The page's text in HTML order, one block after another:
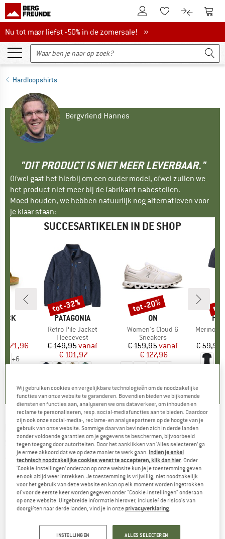
De klantenaccount
Naar deNaar de
Nu tot maar liefst -50% in de zomersale!
Nu tot maar liefst -50% in de zomersale! »
Hardloopshirts
Bergvriend Hannes
"DIT PRODUCT IS NIET MEER LEVERBAAR."
Ofwel gaat het hierbij om een ouder model, ofwel zullen we
het product niet meer bij de fabrikant nabestellen.
Moed houden, we hebben natuurlijk nog alternatieven voor
je klaar staan:
SUCCESARTIKELEN IN DE SHOP
prijs
€ 71,96
+6
MERK
PATAGONIA
Artikel
Retro Pile Jacket
Productgroep
Fleecevest
Prijs
€ 149,95Verlaagde prijs
vanaf
€ 101,97
Korting
tot -32%
MERK
ON
Artikel
Women's Cloud 6
Productgroep
Sneakers
Prijs
€ 159,95Verlaagde prijs
vanaf
€ 127,96
Korting
tot -20%
Artikel
MerinoMix150
€ 59,95
tot
NIKE -Women's Dri-Fit 1/4-Zip Mid-Layer
Shirt - Hardloopshirt
(0)
Wij gebruiken cookies en vergelijkbare technologieën om de noodzakelijke
functies van onze website te garanderen. Bovendien bieden we bijkomende
diensten en functies aan, analyseren we ons dataverkeer, om inhouden en
reclame te personaliseren, resp. social-mediafuncties aan te bieden. Daardoor
zijn ook onze social-media-, reclame- en analysepartners op de hoogte van je
gebruik van onze website. Sommige daarvan bevinden zich in derde landen
zonder voldoende garanties om je gegevens te beschermen, bijvoorbeeld
tegen toegang door autoriteiten. Door het aanklikken van ‘Alles selecteren’ ga
je ermee akkoord dat we op deze manier te werk gaan. Indien je enkel
technisch noodzakelijke cookies wenst te accepteren, klik dan hier . Onder
‘Cookie-instellingen’ onderaan op onze website kun je je toestemming geven
en ook altijd weer intrekken. Je toestemming is vrijwillig, niet noodzakelijk
voor het gebruik van deze website en kan op elk moment worden ingetrokken
of voor de eerste keer worden gegeven onder "Cookie-instellingen" onderaan
op onze website. Uitgebreide informatie hierover, inclusief de risico's van
doorgiften naar derde landen, vind je in onze privacyverklaring
INSTELLINGEN ALLES SELECTEREN